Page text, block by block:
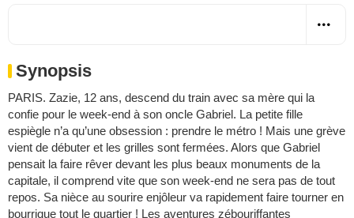
Synopsis
PARIS. Zazie, 12 ans, descend du train avec sa mère qui la
confie pour le week-end à son oncle Gabriel. La petite fille
espiègle n’a qu’une obsession : prendre le métro ! Mais une grève
vient de débuter et les grilles sont fermées. Alors que Gabriel
pensait la faire rêver devant les plus beaux monuments de la
capitale, il comprend vite que son week-end ne sera pas de tout
repos. Sa nièce au sourire enjôleur va rapidement faire tourner en
bourrique tout le quartier ! Les aventures zébouriffantes